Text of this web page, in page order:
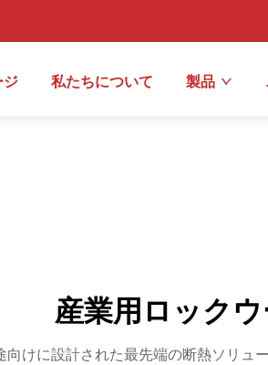
ジ 私たちについて 製品
産業用ロック
けに設計された最先端の断熱ソリ